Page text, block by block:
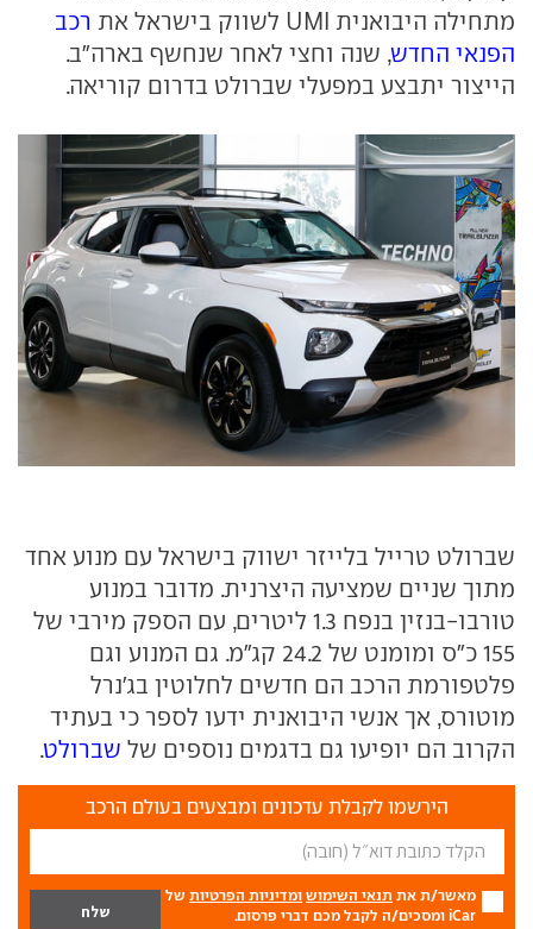
מתחילה היבואנית UMI לשווק בישראל את
רכב
הפנאי החדש, שנה וחצי לאחר שנחשף בארה"ב.
הייצור יתבצע במפעלי שברולט בדרום קוריאה.
שברולט טרייל בלייזר ישווק בישראל עם מנוע אחד
מתוך שניים שמציעה היצרנית. מדובר במנוע
טורבו-בנזין בנפח 1.3 ליטרים, עם הספק מירבי של
155 כ"ס ומומנט של 24.2 קג"מ. גם המנוע וגם
פלטפורמת הרכב הם חדשים לחלוטין בג'נרל
מוטורס, אך אנשי היבואנית ידעו לספר כי בעתיד
הקרוב הם יופיעו גם בדגמים נוספים של שברולט.
הירשמו לקבלת עדכונים ומבצעים בעולם הרכב
מאשר/ת את תנאי השימוש ומדיניות הפרטיות של
iCar ומסכים/ה לקבל מכם דברי פרסום.